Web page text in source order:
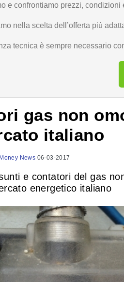
e confrontiamo prezzi,
nella scelta dell’offerta più
tecnica è sempre necessario
gas non
italiano
News 06-03-2017
e contatori del gas
energetico italiano